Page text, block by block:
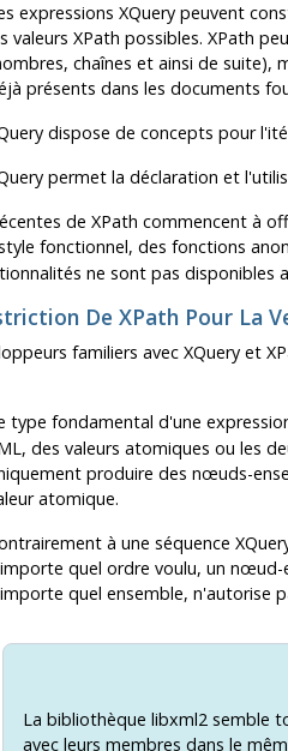
expressions XQuery peuvent
valeurs XPath possibles. XPath
chaînes et ainsi de suite),
présents dans les documents
dispose de concepts pour
permet la déclaration et
de XPath commencent à
fonctionnel, des fonctions
ne sont pas disponibles
De XPath Pour La
familiers avec XQuery et
type fondamental d'une
des valeurs atomiques ou les
produire des nœuds-
atomique.
à une séquence
quel ordre voulu, un nœud-
quel ensemble, n'autorise
La bibliothèque libxml2 semble
avec leurs membres dans le